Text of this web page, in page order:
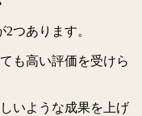
つあります。
も高い評価を受けら
いような成果を上げ